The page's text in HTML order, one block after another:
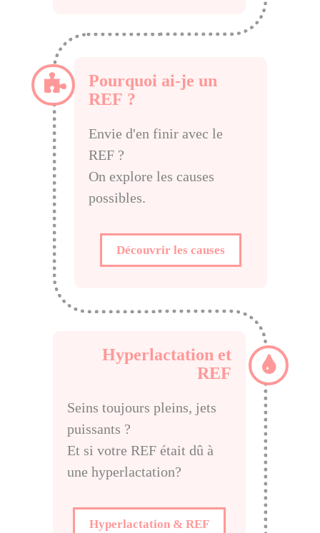
Pourquoi ai-je un
REF ?
Envie d'en finir avec le
REF ?
On explore les causes
possibles.
Découvrir les causes
Hyperlactation et
REF
Seins toujours pleins, jets
puissants ?
Et si votre REF était dû à
une hyperlactation?
Hyperlactation & REF